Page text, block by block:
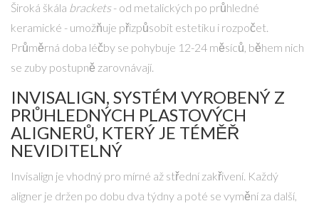
Široká škála brackets- od metalických po průhledné
keramické - umožňuje přizpůsobit estetiku i rozpočet.
Průměrná doba léčby se pohybuje 12-24 měsíců, během nich
se zuby postupně zarovnávají.
INVISALIGN, SYSTÉM VYROBENÝ Z
PRŮHLEDNÝCH PLASTOVÝCH
ALIGNERŮ, KTERÝ JE TÉMĚŘ
NEVIDITELNÝ
Invisalign je vhodný pro mírné až střední zakřivení. Každý
aligner je držen po dobu dva týdny a poté se vymění za další,